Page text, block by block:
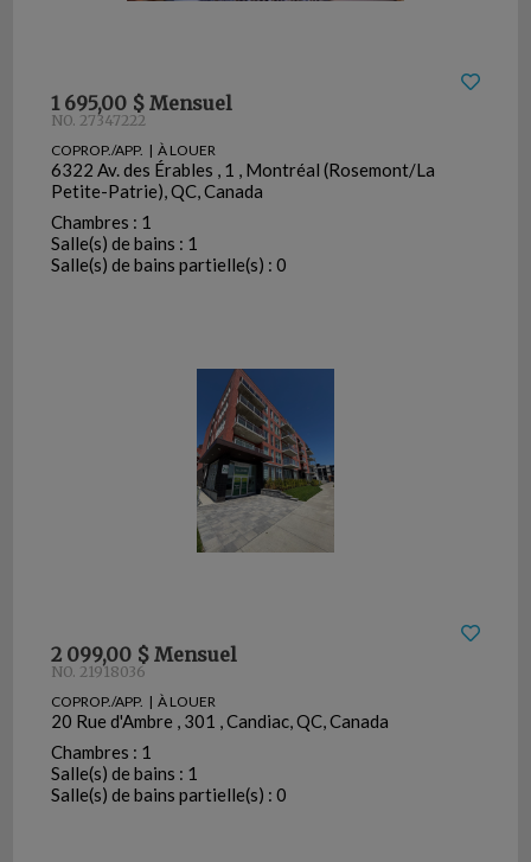
1 695,00 $ Mensuel
NO. 27347222
COPROP./APP. | À LOUER
6322 Av. des Érables , 1 , Montréal (Rosemont/La
Petite-Patrie), QC, Canada
Chambres : 1
Salle(s) de bains : 1
Salle(s) de bains partielle(s) : 0
2 099,00 $ Mensuel
NO. 21918036
COPROP./APP. | À LOUER
20 Rue d'Ambre , 301 , Candiac, QC, Canada
Chambres : 1
Salle(s) de bains : 1
Salle(s) de bains partielle(s) : 0